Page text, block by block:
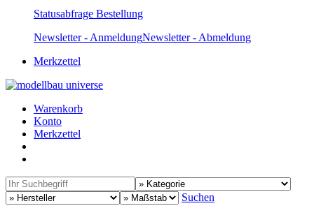
Statusabfrage Bestellung
Newsletter - AnmeldungNewsletter - Abmeldung
Merkzettel
Warenkorb
Konto
Merkzettel
Suchen